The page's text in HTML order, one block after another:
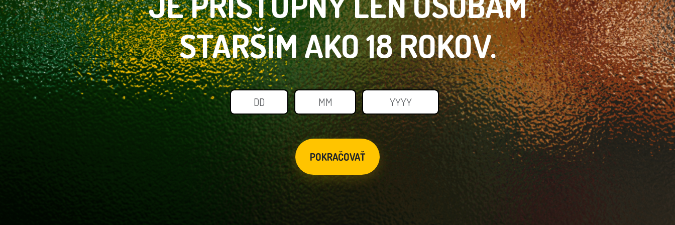
STARŠÍMAKO 18 ROKOV.
POKRAČOVAŤ